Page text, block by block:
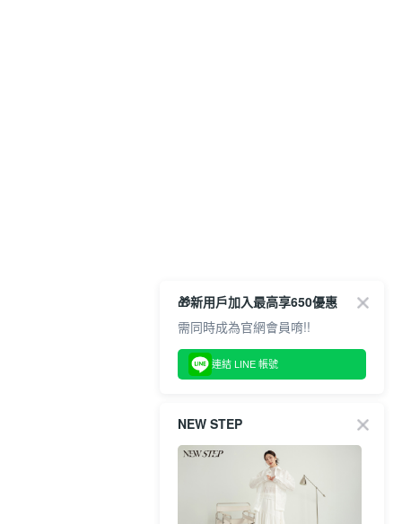
🎁新用戶加入最高享650優惠
需同時成為官網會員唷!!
連結 LINE 帳號
NEW STEP